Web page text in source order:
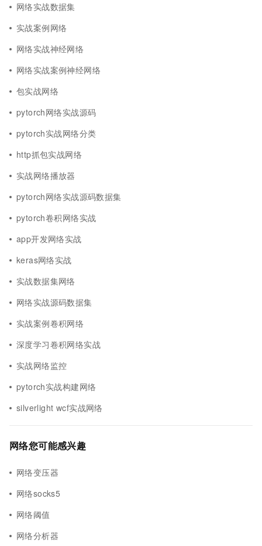
网络实战数据集
实战案例网络
网络实战神经网络
网络实战案例神经网络
包实战网络
pytorch网络实战源码
pytorch实战网络分类
http抓包实战网络
实战网络播放器
pytorch网络实战源码数据集
pytorch卷积网络实战
app开发网络实战
keras网络实战
实战数据集网络
网络实战源码数据集
实战案例卷积网络
深度学习卷积网络实战
实战网络监控
pytorch实战构建网络
silverlight wcf实战网络
网络您可能感兴趣
网络变压器
网络socks5
网络阈值
网络分析器